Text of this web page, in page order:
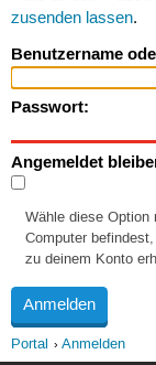
zusenden lassen.
Benutzername
Passwort:
Angemeldet
Wähle diese
Computer
zu deinem Konto
Portal Anmelden